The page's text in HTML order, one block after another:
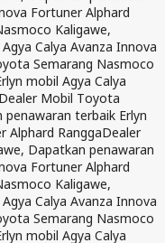
Fortuner Alphard
Kaligawe,
Calya Avanza Innova
Semarang Nasmoco
mobil Agya Calya
Dealer Mobil Toyota
terbaik Erlyn
Alphard RanggaDealer
Dapatkan penawaran
Fortuner Alphard
Kaligawe,
Calya Avanza Innova
Semarang Nasmoco
mobil Agya Calya